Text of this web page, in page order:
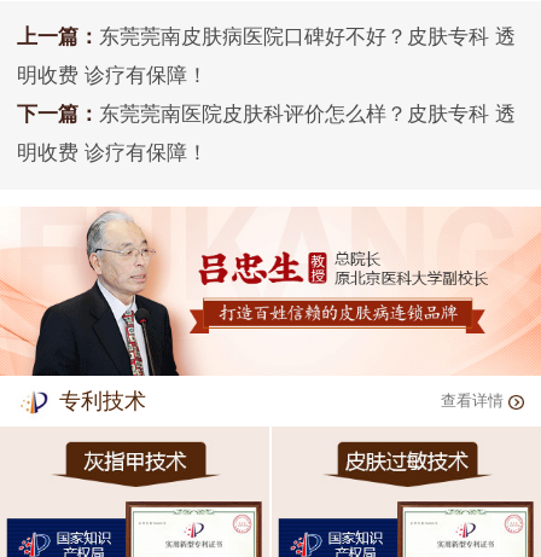
上一篇： 东莞莞南皮肤病医院口碑好不好？皮肤专科 透
明收费 诊疗有保障！
下一篇： 东莞莞南医院皮肤科评价怎么样？皮肤专科 透
明收费 诊疗有保障！
专利技术 查看详情